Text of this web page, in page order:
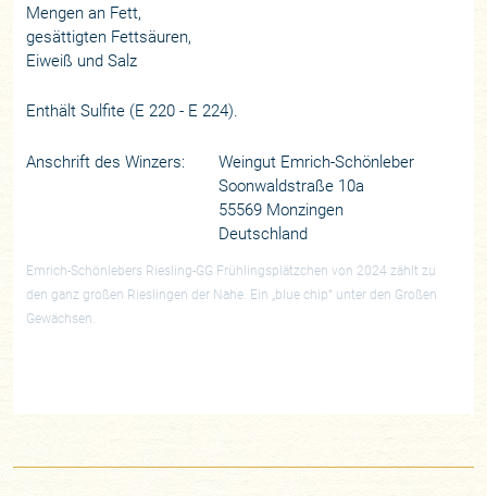
Mengen an Fett,
gesättigten Fettsäuren,
Eiweiß und Salz
Enthält Sulfite (E 220 - E 224).
Anschrift des Winzers:
Weingut Emrich-Schönleber
Soonwaldstraße 10a
55569 Monzingen
Deutschland
Emrich-Schönlebers Riesling-GG Frühlingsplätzchen von 2024 zählt zu
den ganz großen Rieslingen der Nahe. Ein „blue chip“ unter den Großen
Gewächsen.